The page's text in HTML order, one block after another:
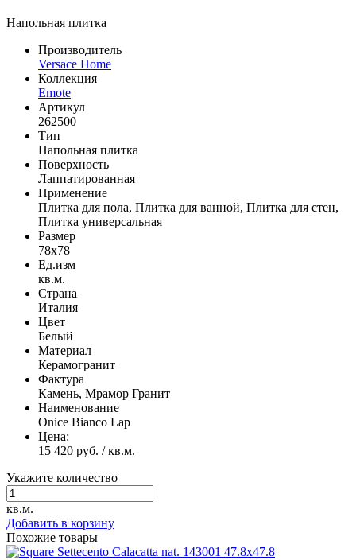
Напольная плитка
Производитель
Versace Home
Коллекция
Emote
Артикул
262500
Тип
Напольная плитка
Поверхность
Лаппатированная
Применение
Плитка для пола, Плитка для ванной, Плитка для стен,
Плитка универсальная
Размер
78x78
Ед.изм
кв.м.
Страна
Италия
Цвет
Белый
Материал
Керамогранит
Фактура
Камень, Мрамор Гранит
Наименование
Onice Bianco Lap
Цена:
15 420 руб. / кв.м.
Укажите количество
кв.м.
Добавить в корзину
Похожие товары
47.8x47.8